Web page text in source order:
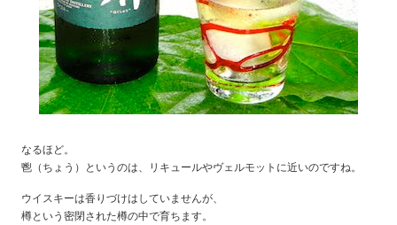
なるほど。
鬯（ちょう）というのは、リキュールやヴェルモットに近いのですね。
ウイスキーは香りづけはしていませんが、
樽という密閉された樽の中で育ちます。